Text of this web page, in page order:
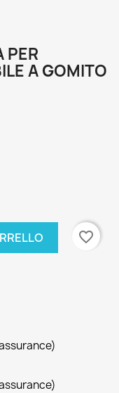
PER
A GOMITO
favorite_border